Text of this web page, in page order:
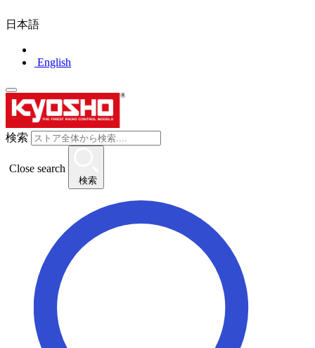
日本語
English
検索
Close search
検索